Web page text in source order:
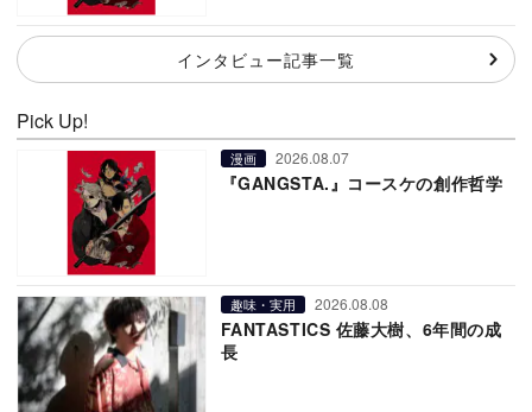
インタビュー記事一覧
Pick Up!
漫画 2026.08.07
『GANGSTA.』コースケの創作哲学
趣味・実用 2026.08.08
FANTASTICS 佐藤大樹、6年間の成
長